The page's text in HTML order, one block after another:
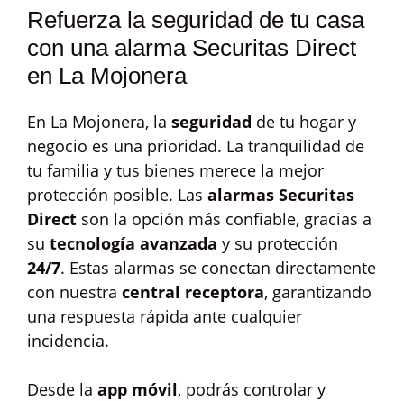
Refuerza la seguridad de tu casa
con una alarma Securitas Direct
en La Mojonera
En La Mojonera, la seguridad de tu hogar y
negocio es una prioridad. La tranquilidad de
tu familia y tus bienes merece la mejor
protección posible. Las alarmas Securitas
Direct son la opción más confiable, gracias a
su tecnología avanzada y su protección
24/7. Estas alarmas se conectan directamente
con nuestra central receptora, garantizando
una respuesta rápida ante cualquier
incidencia.
Desde la app móvil, podrás controlar y